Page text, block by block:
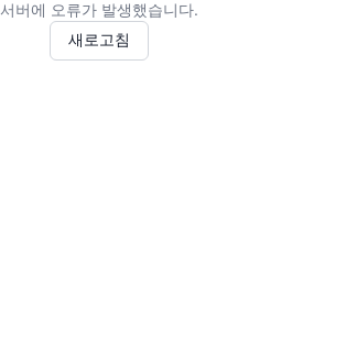
서버에 오류가 발생했습니다.
새로고침